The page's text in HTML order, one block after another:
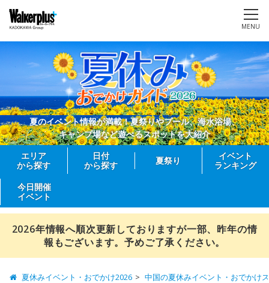
MENU
夏のイベント情報が満載！夏祭りやプール、海水浴場、
キャンプ場など遊べるスポットを大紹介
エリア
から探す
日付
から探す
夏祭り
イベント
ランキング
今日開催
イベント
2026年情報へ順次更新しておりますが一部、昨年の情
報もございます。予めご了承ください。
夏休みイベント・おでかけ2026 中国の夏休みイベント・おでかけ